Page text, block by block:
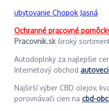
ubytovanie Chopok Jasná
Ochranné pracovné
Pracovnik.skširoký
Autodoplnky za najlepšie
Internetový obchod
Najširší výber CBD olejov,
porovnávači cien na cbd-